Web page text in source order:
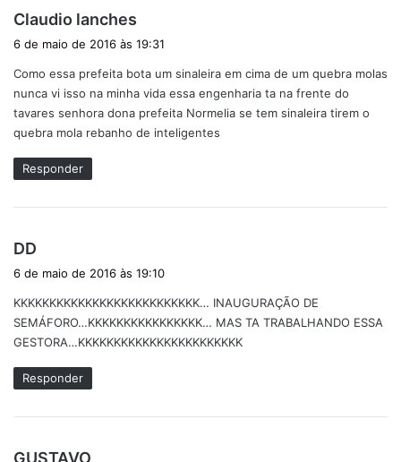
Claudio lanches
i
s
e
:
6 de maio de 2016 às 19:31
Como essa prefeita bota um sinaleira em cima de um quebra molas
nunca vi isso na minha vida essa engenharia ta na frente do
tavares senhora dona prefeita Normelia se tem sinaleira tirem o
quebra mola rebanho de inteligentes
Responder
DD
s
e
:
6 de maio de 2016 às 19:10
KKKKKKKKKKKKKKKKKKKKKKKKKK… INAUGURAÇÃO DE
SEMÁFORO…KKKKKKKKKKKKKKKK… MAS TA TRABALHANDO ESSA
GESTORA…KKKKKKKKKKKKKKKKKKKKKKK
Responder